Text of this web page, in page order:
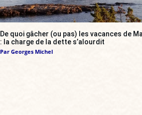
De quoi gâcher (ou pas) les vacances de
: la charge de la dette s’alourdit
Par Georges Michel